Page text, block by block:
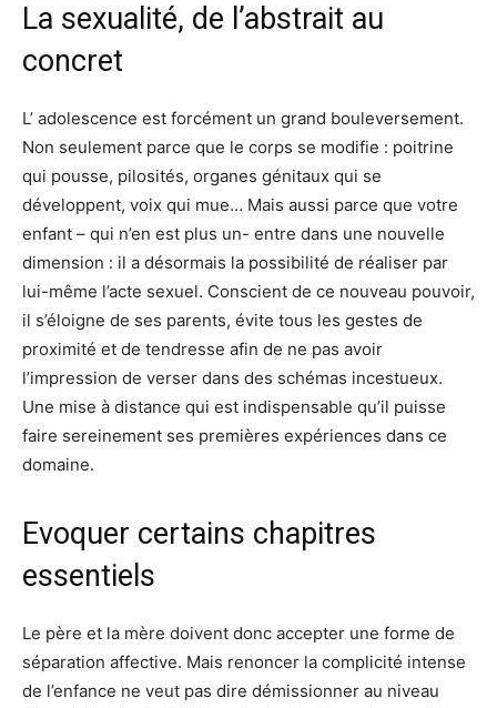
La sexualité, de l’abstrait au
concret
L’ adolescence est forcément un grand bouleversement.
Non seulement parce que le corps se modifie : poitrine
qui pousse, pilosités, organes génitaux qui se
développent, voix qui mue… Mais aussi parce que votre
enfant – qui n’en est plus un- entre dans une nouvelle
dimension : il a désormais la possibilité de réaliser par
lui-même l’acte sexuel. Conscient de ce nouveau pouvoir,
il s’éloigne de ses parents, évite tous les gestes de
proximité et de tendresse afin de ne pas avoir
l’impression de verser dans des schémas incestueux.
Une mise à distance qui est indispensable qu’il puisse
faire sereinement ses premières expériences dans ce
domaine.
Evoquer certains chapitres
essentiels
Le père et la mère doivent donc accepter une forme de
séparation affective. Mais renoncer la complicité intense
de l’enfance ne veut pas dire démissionner au niveau